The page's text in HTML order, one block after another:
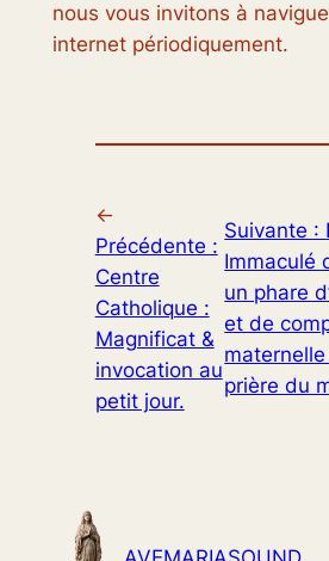
nous vous invitons à
internet périodiquement.
←
Précédente :
Centre
Catholique :
Magnificat &
invocation au
petit jour.
Suivante :
Immaculé
un phare
et de
prière du